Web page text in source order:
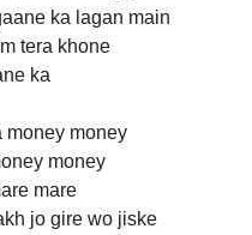
ka lagan main
tera khone
ka
money money
money
mare
jo gire wo jiske